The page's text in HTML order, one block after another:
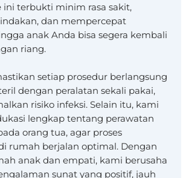
ini terbukti minim rasa sakit,
dan mempercepat
anak Anda bisa segera kembali
riang.
setiap prosedur berlangsung
dengan peralatan sekali pakai,
risiko infeksi. Selain itu, kami
lengkap tentang perawatan
orang tua, agar proses
rumah berjalan optimal. Dengan
anak dan empati, kami berusaha
sunat yang positif, jauh